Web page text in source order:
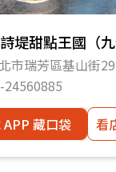
堤甜點王國（九
市瑞芳區基山街
24560885
APP 藏口袋
看